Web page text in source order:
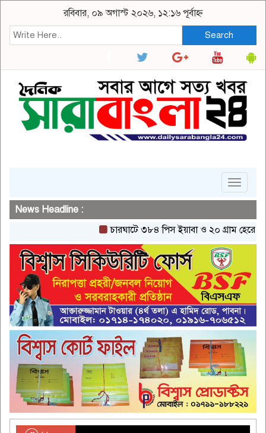
রবিবার, ০৯ অগাস্ট ২০২৬, ১২:১৬ পূর্বাহ্ন
Search
Toggle
News Headline :
চারঘাটে ৩৮৪ পিস ইয়াবা ও ২০ গ্রাম হেরোইনসহ